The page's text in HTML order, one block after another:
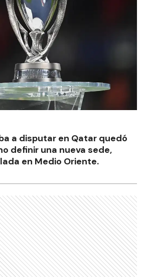
a disputar en Qatar quedó
definir una nueva sede,
en Medio Oriente.